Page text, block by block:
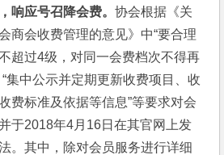
响应号召降会费。协会根据《关
商会收费管理的意见》中“要合理
超过4级，对同一会费档次不得再
集中公示并定期更新收费项目、收
费标准及依据等信息”等要求对会
于2018年4月16日在其官网上发
。其中，除对会员服务进行详细